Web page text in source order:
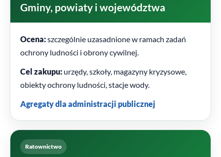
Gminy, powiaty i województwa
Ocena:szczególnie uzasadnione w ramach zadań
ochrony ludności i obrony cywilnej.
Cel zakupu: urzędy, szkoły, magazyny kryzysowe,
obiekty ochrony ludności, stacje wody.
Agregaty dla administracji publicznej
Ratownictwo